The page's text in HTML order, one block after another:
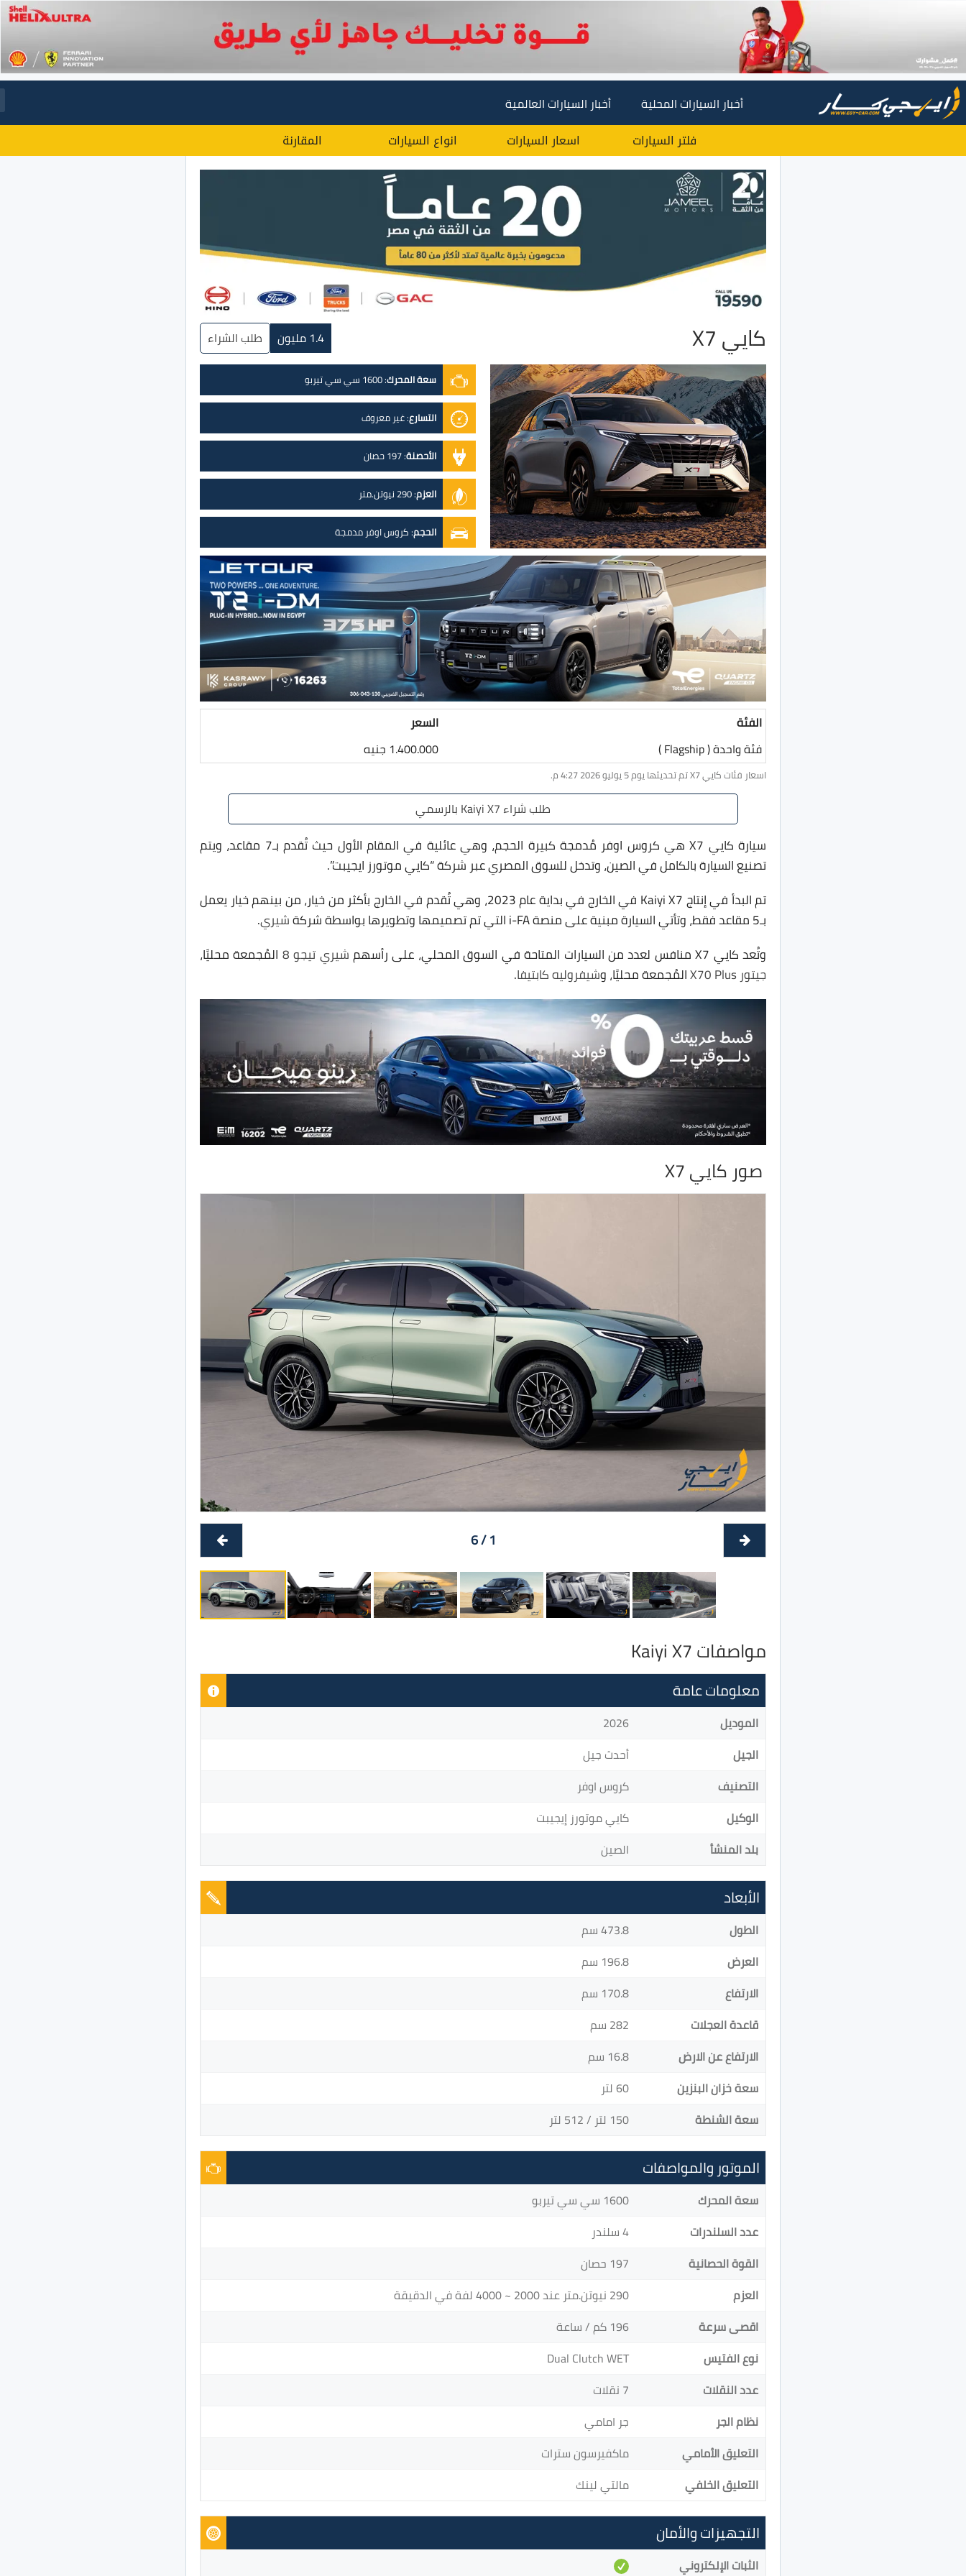
أخبار السيارات المحلية أخبار السيارات العالمية
فلتر السيارات اسعار السيارات انواع السيارات المقارنة
كايي X7 1.4 مليون طلب الشراء
سعة المحرك:1600 سي سي تيربو
التسارع:غير معروف
الأحصنة:197 حصان
العزم:290 نيوتن.متر
الحجم:كروس اوفر مدمجة
الفئة
السعر
فئة واحدة ( Flagship )
1.400.000 جنيه
اسعار فئات كايي X7 تم تحديثها يوم 5 يوليو 2026 4:27 م.
طلب شراء Kaiyi X7 بالرسمي
سيارة كايي X7 هي كروس اوفر مُدمجة كبيرة الحجم، وهي عائلية في المقام الأول حيث تُقدم بـ7 مقاعد، ويتم
تصنيع السيارة بالكامل في الصين، وتدخل للسوق المصري عبر شركة “كايي موتورز ايجيبت”.
تم البدأ في إنتاج Kaiyi X7 في الخارج في بداية عام 2023، وهي تُقدم في الخارج بأكثر من خيار، من بينهم خيار يعمل
بـ5 مقاعد فقط، وتأتي السيارة مبنية على منصة i-FA التي تم تصميمها وتطويرها بواسطة شركة
شيري.
وتُعد كايي X7 منافس لعدد من السيارات المتاحة في السوق المحلي، على رأسهم
شيري تيجو 8
المُجمعة محليًا،
جيتور X70 Plus
المُجمعة محليًا، وشيفروليه كابتيفا.
صور كايي X7
1 / 6
مواصفات Kaiyi X7
معلومات عامة
الموديل
2026
الجيل
أحدث جيل
التصنيف
كروس اوفر
الوكيل
كايي موتورز إيجيبت
بلد المنشأ
الصين
الأبعاد
الطول
473.8 سم
العرض
196.8 سم
الارتفاع
170.8 سم
قاعدة العجلات
282 سم
الارتفاع عن الارض
16.8 سم
سعة خزان البنزين
60 لتر
سعة الشنطة
150 لتر / 512 لتر
الموتور والمواصفات
سعة المحرك
1600 سي سي تيربو
عدد السلندرات
4 سلندر
القوة الحصانية
197 حصان
العزم
290 نيوتن.متر عند 2000 ~ 4000 لفة في الدقيقة
اقصى سرعة
196 كم / ساعة
نوع الفتيس
Dual Clutch WET
عدد النقلات
7 نقلات
نظام الجر
جر امامي
التعليق الأمامي
ماكفيرسون سترات
التعليق الخلفي
مالتي لينك
التجهيزات والأمان
الثبات الإلكتروني